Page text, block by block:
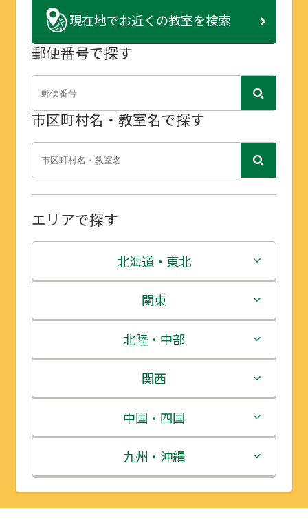
現在地でお近くの教室を検索
郵便番号で探す
市区町村名・教室名で探す
エリアで探す
北海道・東北
北海道
青森県
岩手県
宮城県
秋田県
山形県
関東
茨城県
栃木県
群馬県
埼玉県
千葉県
北陸・中部
新潟県
富山県
石川県
福井県
関西
三重県
滋賀県
京都府
中国・四国
鳥取県
島根県
九州・沖縄
福岡県